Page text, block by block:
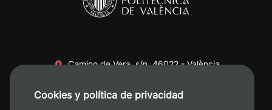
Camino de Vera, s/n. 46022 - València
+34 620 04 00 50
Cookies y política de privacidad